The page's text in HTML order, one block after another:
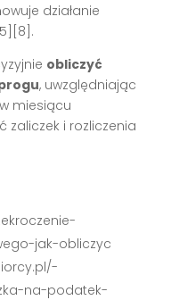
działanie
obliczyć
, uwzględniając
miesiącu
zaliczek i rozliczenia
jak-obliczyc
na-podatek-